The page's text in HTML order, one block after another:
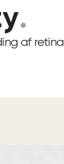
.
af retina